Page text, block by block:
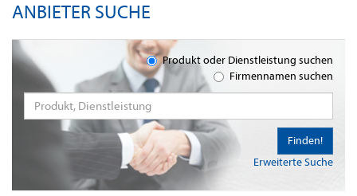
ANBIETER SUCHE
Produkt oder Dienstleistung suchen
Firmennamen suchen
Erweiterte Suche
Finden!